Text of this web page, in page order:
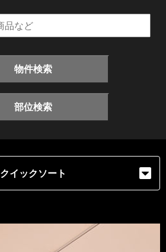
物件検索
部位検索
クイックソート